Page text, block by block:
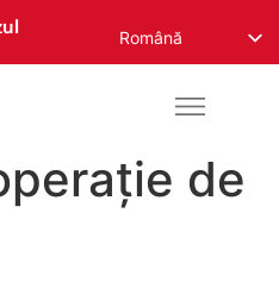
Română
Español
Русский
Français
de